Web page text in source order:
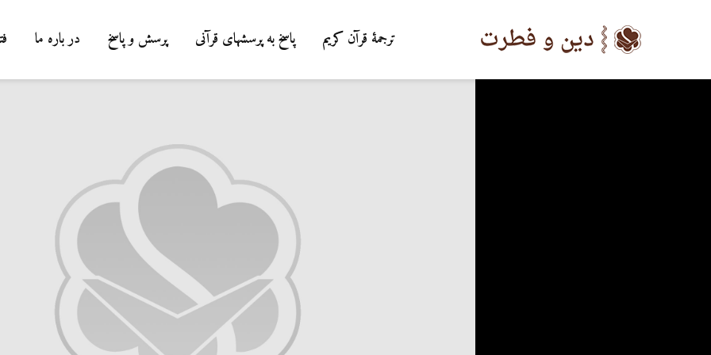
ترجمۀ قرآن کریم پاسخ به پرسشهای قرآنی پرسش و پاسخ در باره ما
درباره سنگ زدن به
میان صفا و مروه
20 جولای 2026